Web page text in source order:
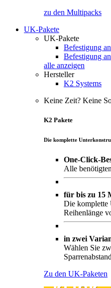
zu den Multipacks
UK-Pakete
UK-Pakete
Befestigung
Befestigung
alle anzeigen
Hersteller
K2 Systems
Keine Zeit? Keine
K2 Pakete
Die komplette
One-Click-
Alle
für bis zu 15
Die komplette
Reihenlänge
in zwei
Wählen Sie
Sparrenabstand
Zu den UK-Paketen